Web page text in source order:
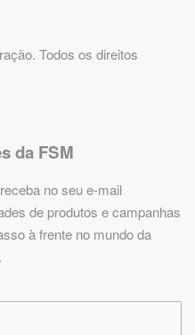
Todos os direitos
da FSM
no seu e-mail
de produtos e campanhas
à frente no mundo da